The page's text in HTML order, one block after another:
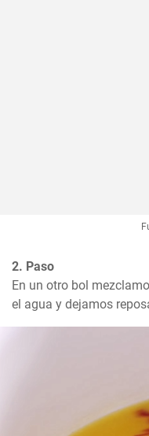
2. Paso
En un otro bol
el agua y dejamos